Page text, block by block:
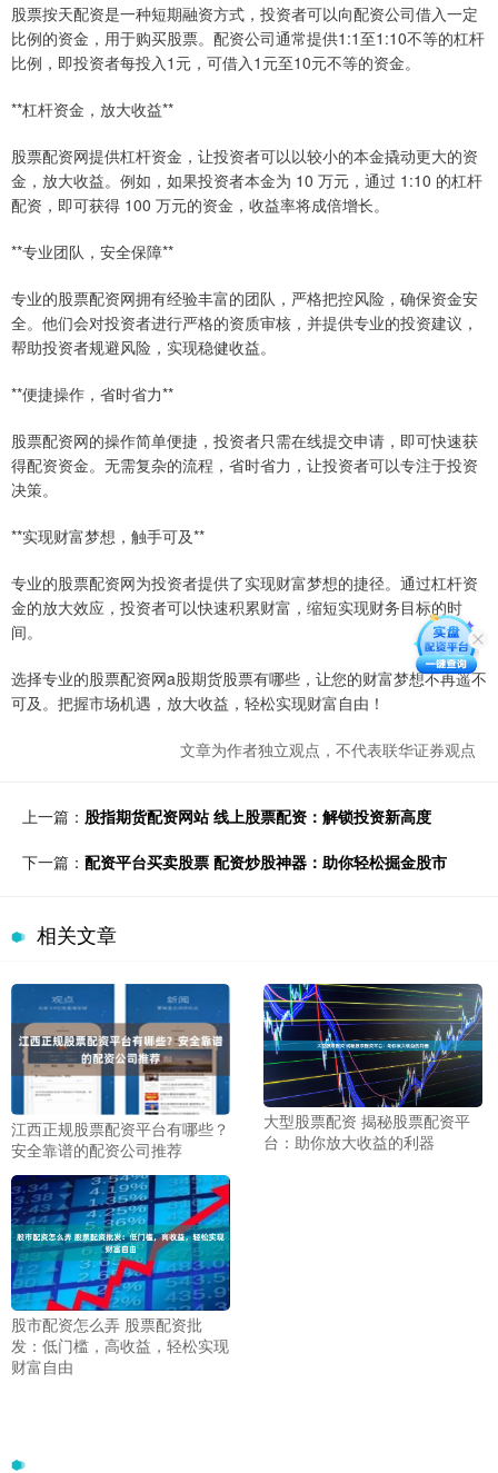
股票按天配资是一种短期融资方式，投资者可以向配资公司借入一定
比例的资金，用于购买股票。配资公司通常提供1:1至1:10不等的杠杆
比例，即投资者每投入1元，可借入1元至10元不等的资金。
**杠杆资金，放大收益**
股票配资网提供杠杆资金，让投资者可以以较小的本金撬动更大的资
金，放大收益。例如，如果投资者本金为 10 万元，通过 1:10 的杠杆
配资，即可获得 100 万元的资金，收益率将成倍增长。
**专业团队，安全保障**
专业的股票配资网拥有经验丰富的团队，严格把控风险，确保资金安
全。他们会对投资者进行严格的资质审核，并提供专业的投资建议，
帮助投资者规避风险，实现稳健收益。
**便捷操作，省时省力**
股票配资网的操作简单便捷，投资者只需在线提交申请，即可快速获
得配资资金。无需复杂的流程，省时省力，让投资者可以专注于投资
决策。
**实现财富梦想，触手可及**
专业的股票配资网为投资者提供了实现财富梦想的捷径。通过杠杆资
金的放大效应，投资者可以快速积累财富，缩短实现财务目标的时
间。
选择专业的股票配资网a股期货股票有哪些，让您的财富梦想不再遥不
可及。把握市场机遇，放大收益，轻松实现财富自由！
文章为作者独立观点，不代表联华证券观点
上一篇： 股指期货配资网站 线上股票配资：解锁投资新高度
下一篇： 配资平台买卖股票 配资炒股神器：助你轻松掘金股市
相关文章
江西正规股票配资平台有哪些？
安全靠谱的配资公司推荐
大型股票配资 揭秘股票配资平
台：助你放大收益的利器
股市配资怎么弄 股票配资批
发：低门槛，高收益，轻松实现
财富自由